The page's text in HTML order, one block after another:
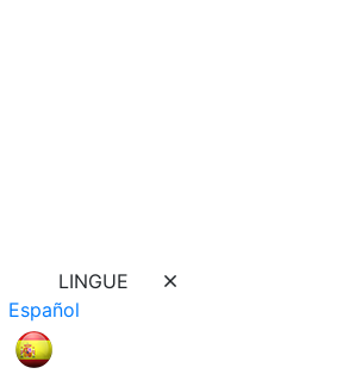
LINGUE
Español